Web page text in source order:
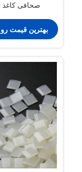
صحافی کاغذ 25 کیلوگرم
بهترین قیمت رو